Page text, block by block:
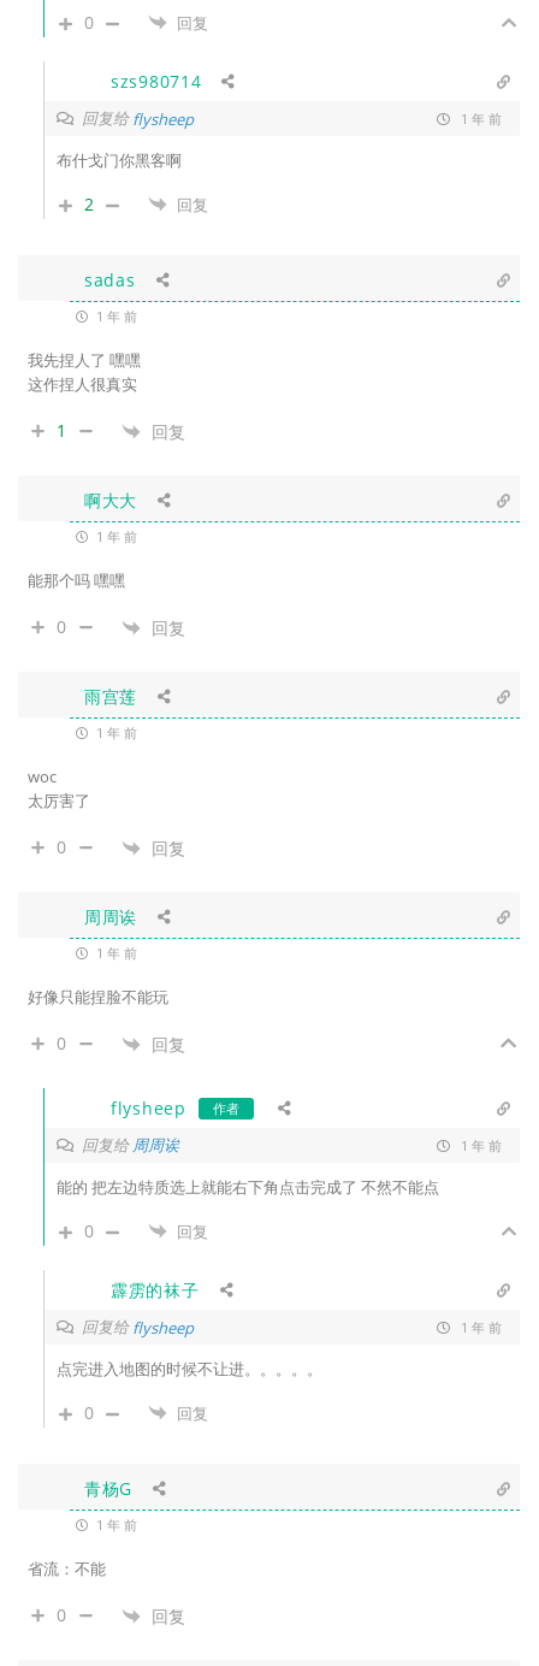
0 回复
szs980714
回复给flysheep 1 年 前
布什戈门你黑客啊
2 回复
sadas
1 年 前
我先捏人了 嘿嘿
这作捏人很真实
1 回复
啊大大
1 年 前
能那个吗 嘿嘿
0 回复
雨宫莲
1 年 前
woc
太厉害了
0 回复
周周诶
1 年 前
好像只能捏脸不能玩
0 回复
flysheep 作者
回复给周周诶 1 年 前
能的 把左边特质选上就能右下角点击完成了 不然不能点
0 回复
霹雳的袜子
回复给flysheep 1 年 前
点完进入地图的时候不让进。。。。。
0 回复
青杨G
1 年 前
省流：不能
0 回复